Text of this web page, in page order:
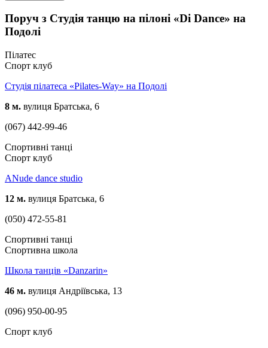
Поруч з Студія танцю на пілоні «Di Dance» на
Подолі
Пілатес
Спорт клуб
Студія пілатеса «Pilates-Way» на Подолі
8 м. вулиця Братська, 6
(067) 442-99-46
Спортивні танці
Спорт клуб
ANude dance studio
12 м. вулиця Братська, 6
(050) 472-55-81
Спортивні танці
Спортивна школа
Школа танців «Danzarin»
46 м. вулиця Андріївська, 13
(096) 950-00-95
Спорт клуб